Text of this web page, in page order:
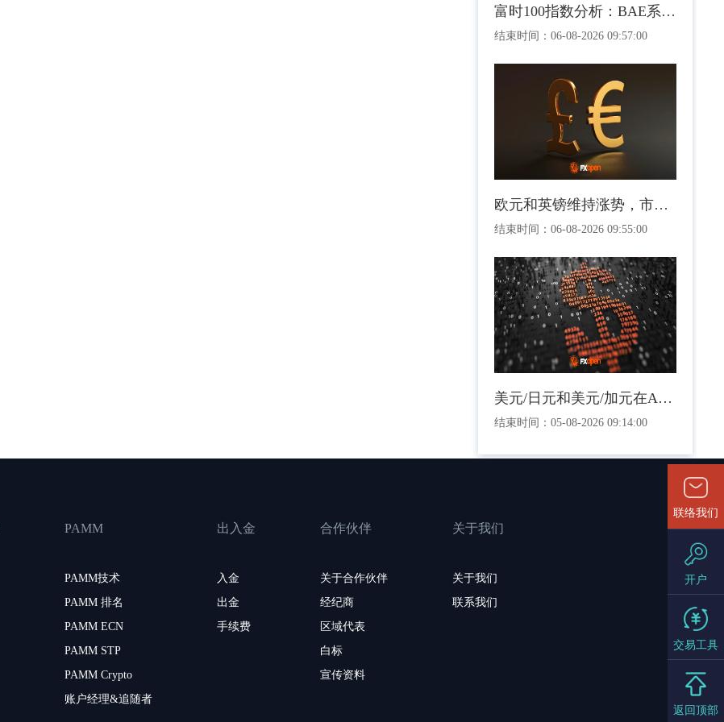
富时100指数分析：BAE系统公司强劲盈利支撑指数上涨至接近历史高位
结束时间：06-08-2026 09:57:00
欧元和英镑维持涨势，市场正评估美国就业前景
结束时间：06-08-2026 09:55:00
美元/日元和美元/加元在ADP就业报告公布前盘整
结束时间：05-08-2026 09:14:00
PAMM
PAMM技术
PAMM 排名
PAMM ECN
PAMM STP
PAMM Crypto
账户经理&追随者
出入金
入金
出金
手续费
合作伙伴
关于合作伙伴
经纪商
区域代表
白标
宣传资料
关于我们
关于我们
联系我们
联络我们
开户
交易工具
返回顶部